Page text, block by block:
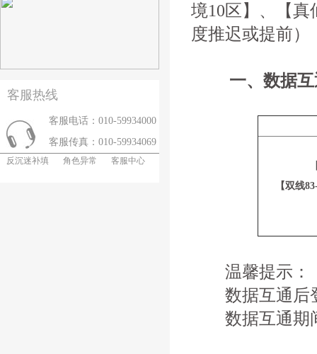
客服热线
客服电话：010-59934000
客服传真：010-59934069
反沉迷补填 角色异常 客服中心
境10区】、【
度推迟或提前）
一、数据
【双线
温馨提示：
数据互通后登
数据互通期间